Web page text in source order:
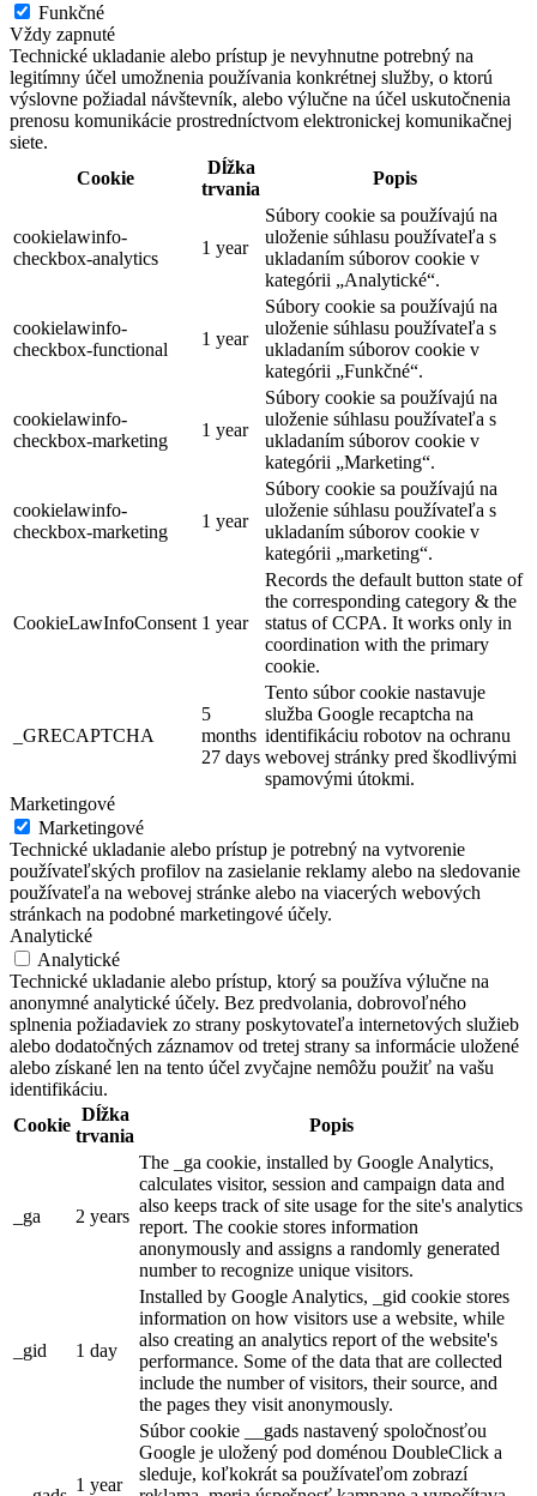
Funkčné
Vždy zapnuté
Technické ukladanie alebo prístup je nevyhnutne potrebný na
legitímny účel umožnenia používania konkrétnej služby, o ktorú
výslovne požiadal návštevník, alebo výlučne na účel uskutočnenia
prenosu komunikácie prostredníctvom elektronickej komunikačnej
siete.
Cookie
Dĺžka
trvania
Popis
cookielawinfo-
checkbox-analytics
1 year
Súbory cookie sa používajú na
uloženie súhlasu používateľa s
ukladaním súborov cookie v
kategórii „Analytické“.
cookielawinfo-
checkbox-functional
1 year
Súbory cookie sa používajú na
uloženie súhlasu používateľa s
ukladaním súborov cookie v
kategórii „Funkčné“.
cookielawinfo-
checkbox-marketing
1 year
Súbory cookie sa používajú na
uloženie súhlasu používateľa s
ukladaním súborov cookie v
kategórii „Marketing“.
cookielawinfo-
checkbox-marketing
1 year
Súbory cookie sa používajú na
uloženie súhlasu používateľa s
ukladaním súborov cookie v
kategórii „marketing“.
CookieLawInfoConsent 1 year
Records the default button state of
the corresponding category & the
status of CCPA. It works only in
coordination with the primary
cookie.
_GRECAPTCHA
5
months
27 days
Tento súbor cookie nastavuje
služba Google recaptcha na
identifikáciu robotov na ochranu
webovej stránky pred škodlivými
spamovými útokmi.
Marketingové
Marketingové
Technické ukladanie alebo prístup je potrebný na vytvorenie
používateľských profilov na zasielanie reklamy alebo na sledovanie
používateľa na webovej stránke alebo na viacerých webových
stránkach na podobné marketingové účely.
Analytické
Analytické
Technické ukladanie alebo prístup, ktorý sa používa výlučne na
anonymné analytické účely. Bez predvolania, dobrovoľného
splnenia požiadaviek zo strany poskytovateľa internetových služieb
alebo dodatočných záznamov od tretej strany sa informácie uložené
alebo získané len na tento účel zvyčajne nemôžu použiť na vašu
identifikáciu.
Cookie
Dĺžka
trvania
Popis
_ga 2 years
The _ga cookie, installed by Google Analytics,
calculates visitor, session and campaign data and
also keeps track of site usage for the site's analytics
report. The cookie stores information
anonymously and assigns a randomly generated
number to recognize unique visitors.
_gid 1 day
Installed by Google Analytics, _gid cookie stores
information on how visitors use a website, while
also creating an analytics report of the website's
performance. Some of the data that are collected
include the number of visitors, their source, and
the pages they visit anonymously.
1 year
Súbor cookie __gads nastavený spoločnosťou
Google je uložený pod doménou DoubleClick a
sleduje, koľkokrát sa používateľom zobrazí